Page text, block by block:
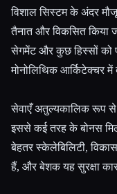
विशाल सिस्टम के अंदर
तैनात और विकसित किया
सेगमेंट और कुछ हिस्सों को
मोनोलिथिक आर्किटेक्चर
सेवाएँ अतुल्यकालिक रूप
इससे कई तरह के बोनस
बेहतर स्केलेबिलिटी,
हैं, और बेशक यह सुरक्षा